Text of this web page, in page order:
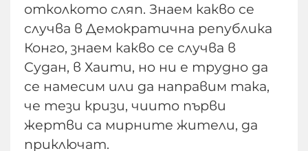
отколкото сляп. Знаем какво се
случва в Демократична република
Конго, знаем какво се случва в
Судан, в Хаити, но ни е трудно да
се намесим или да направим така,
че тези кризи, чиито първи
жертви са мирните жители, да
приключат.